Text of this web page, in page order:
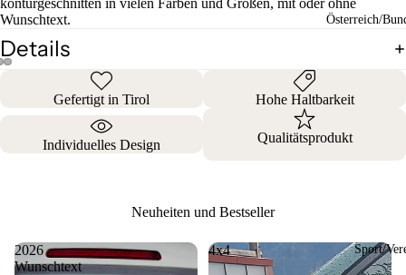
Österreich/
Sport/
konturgeschnitten in vielen Farben und Größen, mit oder ohne
Wunschtext.
Details
Gefertigt in Tirol Hohe Haltbarkeit
Individuelles Design Qualitätsprodukt
Neuheiten und Bestseller
2026
Wunschtext
4x4